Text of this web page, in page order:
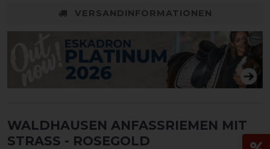
VERSANDINFORMATIONEN
WALDHAUSEN ANFASSRIEMEN MIT
STRASS - ROSEGOLD